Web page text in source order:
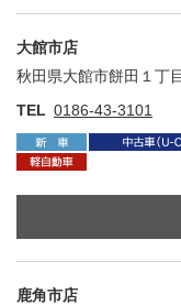
大館市店
秋田県大館市餅田１丁
TEL 0186-43-3101
鹿角市店